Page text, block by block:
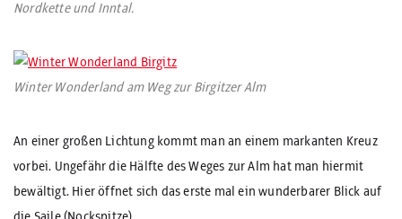
Nordkette und Inntal.
Winter Wonderland am Weg zur Birgitzer Alm
An einer großen Lichtung kommt man an einem markanten Kreuz
vorbei. Ungefähr die Hälfte des Weges zur Alm hat man hiermit
bewältigt. Hier öffnet sich das erste mal ein wunderbarer Blick auf